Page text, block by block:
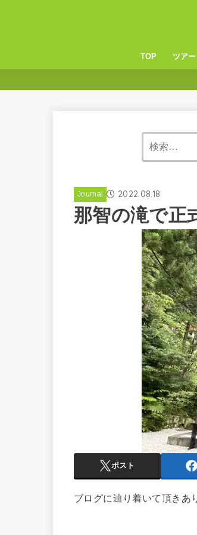
TOP ツアー
Journal 2022.08.18
那智の滝で正
ポスト
ブログに辿り着いて頂きあ